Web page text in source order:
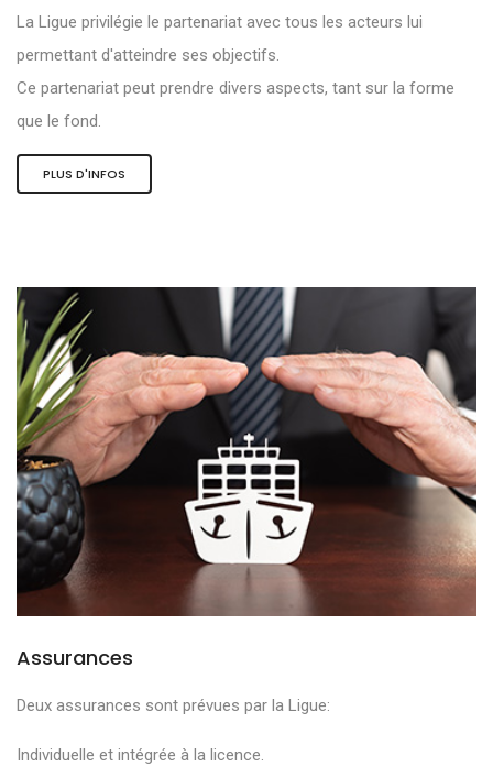
La Ligue privilégie le partenariat avec tous les acteurs lui
permettant d'atteindre ses objectifs.
Ce partenariat peut prendre divers aspects, tant sur la forme
que le fond.
PLUS D'INFOS
Assurances
Deux assurances sont prévues par la Ligue:
Individuelle et intégrée à la licence.